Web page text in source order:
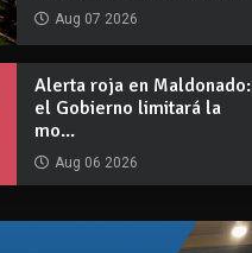
Aug 07 2026
Alerta roja en Maldonado:
el Gobierno limitará la
mo...
Aug 06 2026